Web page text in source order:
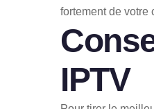
fortement de votre
IPTV